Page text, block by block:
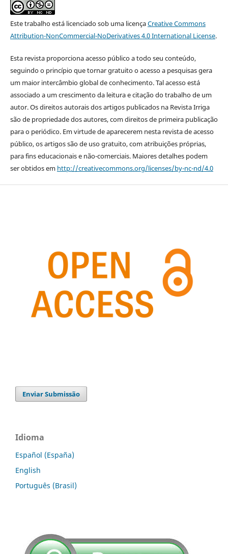
Este trabalho está licenciado sob uma licençaCreative Commons
Attribution-NonCommercial-NoDerivatives 4.0 International License.
Esta revista proporciona acesso público a todo seu conteúdo,
seguindo o princípio que tornar gratuito o acesso a pesquisas gera
um maior intercâmbio global de conhecimento. Tal acesso está
associado a um crescimento da leitura e citação do trabalho de um
autor. Os direitos autorais dos artigos publicados na Revista Irriga
são de propriedade dos autores, com direitos de primeira publicação
para o periódico. Em virtude de aparecerem nesta revista de acesso
público, os artigos são de uso gratuito, com atribuições próprias,
para fins educacionais e não-comerciais. Maiores detalhes podem
ser obtidos em http://creativecommons.org/licenses/by-nc-nd/4.0
Enviar Submissão
Idioma
Español (España)
English
Português (Brasil)